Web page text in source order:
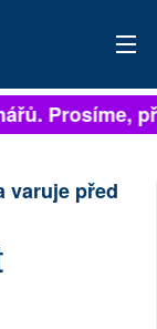
Prosíme,
varuje před